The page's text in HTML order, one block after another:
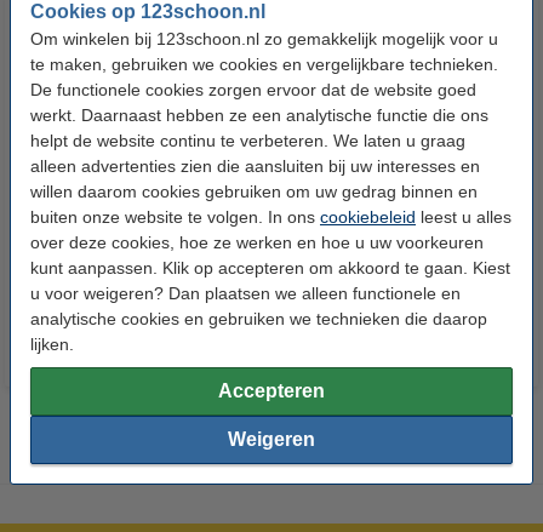
Cookies op 123schoon.nl
Om winkelen bij 123schoon.nl zo gemakkelijk mogelijk voor u
te maken, gebruiken we cookies en vergelijkbare technieken.
De functionele cookies zorgen ervoor dat de website goed
werkt. Daarnaast hebben ze een analytische functie die ons
helpt de website continu te verbeteren. We laten u graag
alleen advertenties zien die aansluiten bij uw interesses en
willen daarom cookies gebruiken om uw gedrag binnen en
buiten onze website te volgen. In ons cookiebeleid leest u alles
over deze cookies, hoe ze werken en hoe u uw voorkeuren
kunt aanpassen. Klik op accepteren om akkoord te gaan. Kiest
u voor weigeren? Dan plaatsen we alleen functionele en
analytische cookies en gebruiken we technieken die daarop
lijken.
Accepteren
Weigeren
Aanbieding: 20 rollen
Vuilniszakken 60 liter | 20
zakken per rol | LDPE | Grijs |
123schoon
€ 47,50 Inclusief 21% BTW
Aanbieding: Pampers
billendoekjes Fresh Clean 12 x
52 stuks (624 doekjes)
€ 16,99 Inclusief 21% BTW